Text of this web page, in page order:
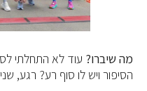
מה שיברו? עוד לא התחלתי
הסיפור ויש לו סוף רע? רגע,